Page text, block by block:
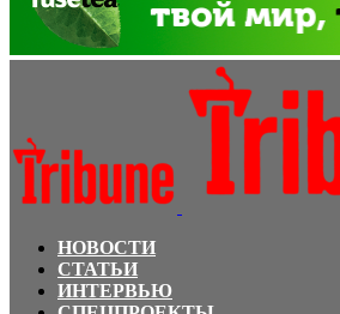
НОВОСТИ
СТАТЬИ
ИНТЕРВЬЮ